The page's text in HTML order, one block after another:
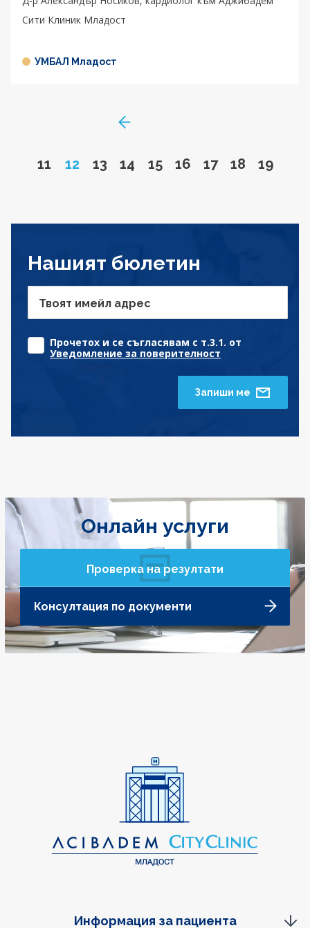
Сити Клиник Младост
УМБАЛ Младост
Go to page
11 Page
12 Go to page
13 Go to page
14 Go to page
15 Go to page
16 Go to page
17 Go to page
18 Go to
19
Нашият бюлетин
Твоят имейл адрес
Прочетох и се съгласявам с т.3.1. от
Уведомление за поверителност
Запиши ме
Онлайн услуги
Проверка на резултати
Консултация по документи
Информация за пациента